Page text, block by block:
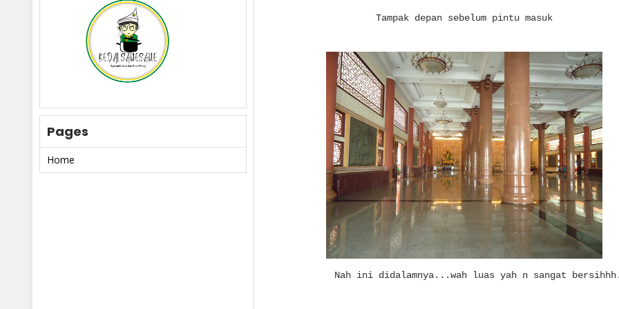
Pages
Home
Tampak depan sebelum pintu masuk
Nah ini didalamnya...wah luas yah n sangat